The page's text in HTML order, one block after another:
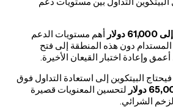
إلى 61,000 دولار
أهم مستويات الدعم
المستدام دون هذه المنطقة إلى فتح
وإعادة اختبار القيعان الأخيرة.
البيتكوين إلى استعادة التداول فوق
لتحسين المعنويات قصيرة
الشرائي.